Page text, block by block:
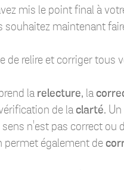
mis le point final à
souhaitez maintenant
de relire et corriger tous
la relecture, la
de laclarté.
n'est pas correct ou
permet également de